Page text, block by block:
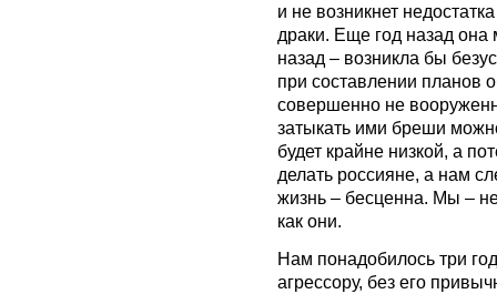
и не возникнет
драки. Еще год назад она
назад – возникла бы
при составлении планов
совершенно не
затыкать ими бреши
будет крайне низкой, а
делать россияне, а нам
жизнь – бесценна. Мы –
как они.
Нам понадобилось три
агрессору, без его